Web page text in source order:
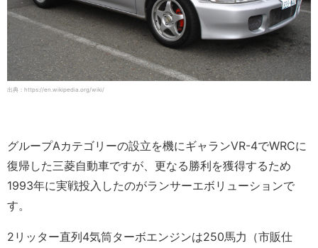
出典：https://en.wikipedia.org/wiki/
グループAカテゴリーの設立を機にギャランVR-4でWRCに
復帰した三菱自動車ですが、更なる勝利を獲得するため
1993年に実戦投入したのがランサーエボリューションで
す。
2リッター直列4気筒ターボエンジンは250馬力（市販仕